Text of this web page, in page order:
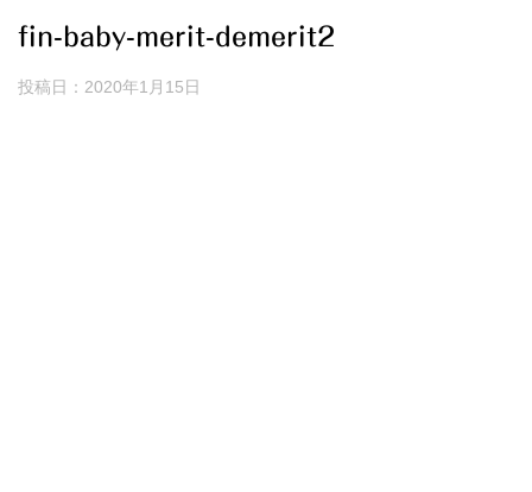
fin-baby-merit-demerit2
投稿日： 2020年1月15日